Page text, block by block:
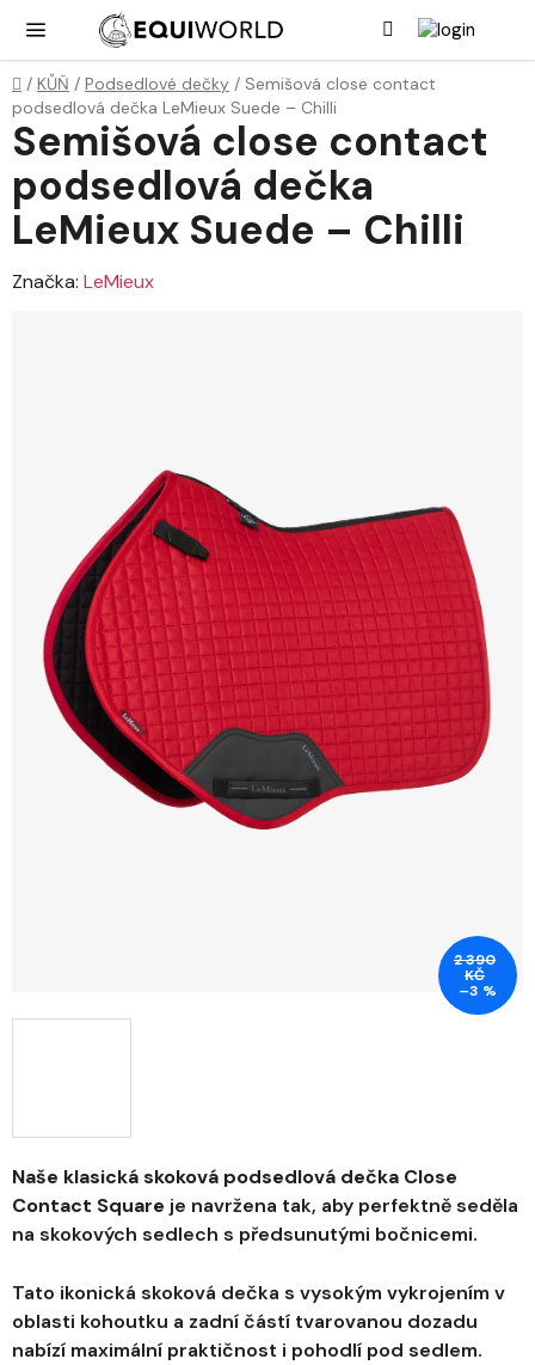
obsah
Domů
/ KŮŇ / Podsedlové dečky / Semišová close contact
podsedlová dečka LeMieux Suede – Chilli
Naše klasická skoková podsedlová dečka Close
Contact Square je navržena tak, aby perfektně seděla
na skokových sedlech s předsunutými bočnicemi.
Tato ikonická skoková dečka s vysokým vykrojením v
oblasti kohoutku a zadní částí tvarovanou dozadu
nabízí maximální praktičnost i pohodlí pod sedlem.
Semišová close contact
podsedlová dečka
LeMieux Suede – Chilli
Značka: LeMieux
2 390
KČ
–3 %